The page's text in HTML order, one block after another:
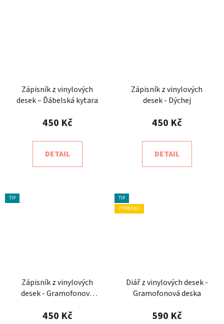
Zápisník z vinylových
desek – Ďábelská kytara
450 Kč
DETAIL
Zápisník z vinylových
desek - Dýchej
450 Kč
DETAIL
TIP
Zápisník z vinylových
desek - Gramofonová
450 Kč
TIP
VÝPRODEJ
Diář z vinylových desek -
Gramofonová deska
590 Kč